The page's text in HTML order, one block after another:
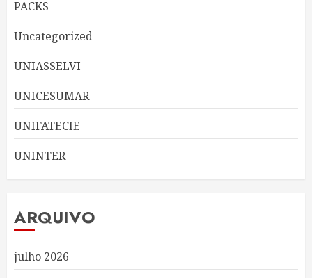
PACKS
Uncategorized
UNIASSELVI
UNICESUMAR
UNIFATECIE
UNINTER
ARQUIVO
julho 2026